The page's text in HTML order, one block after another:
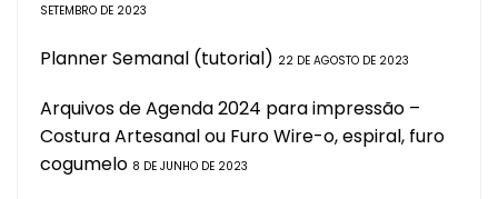
SETEMBRO DE 2023
Planner Semanal (tutorial) 22 DE AGOSTO DE 2023
Arquivos de Agenda 2024 para impressão –
Costura Artesanal ou Furo Wire-o, espiral, furo
cogumelo 8 DE JUNHO DE 2023